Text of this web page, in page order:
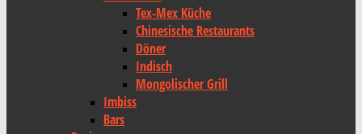
Tex-Mex Küche
Chinesische Restaurants
Döner
Indisch
Mongolischer Grill
Imbiss
Bars